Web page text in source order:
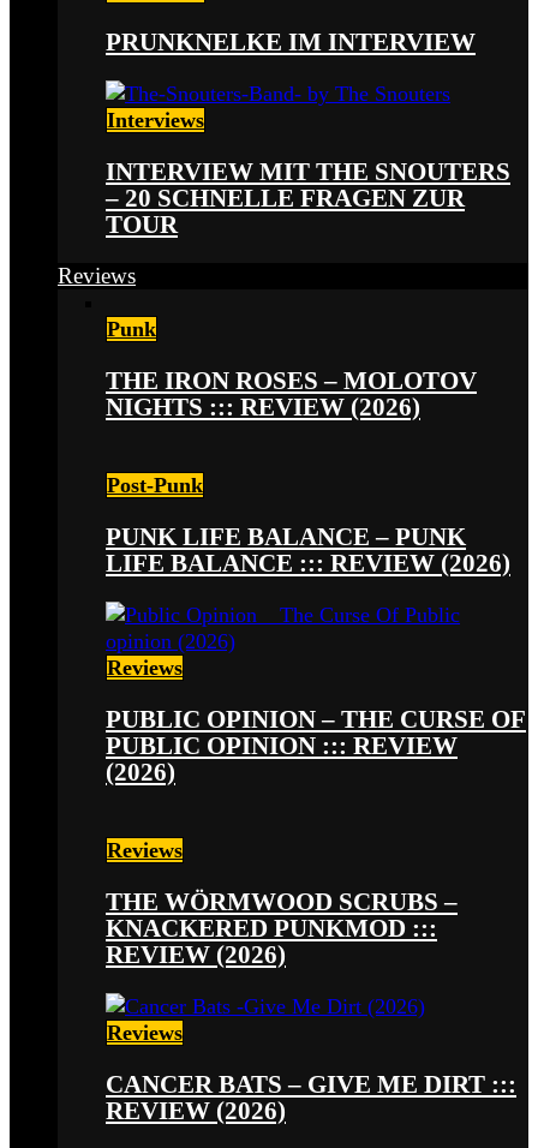
PRUNKNELKE IM INTERVIEW
Interviews
INTERVIEW MIT THE SNOUTERS
– 20 SCHNELLE FRAGEN ZUR
TOUR
Reviews
Punk
THE IRON ROSES – MOLOTOV
NIGHTS ::: REVIEW (2026)
Post-Punk
PUNK LIFE BALANCE – PUNK
LIFE BALANCE ::: REVIEW (2026)
Reviews
PUBLIC OPINION – THE CURSE OF
PUBLIC OPINION ::: REVIEW
(2026)
Reviews
THE WÖRMWOOD SCRUBS –
KNACKERED PUNKMOD :::
REVIEW (2026)
Reviews
CANCER BATS – GIVE ME DIRT :::
REVIEW (2026)